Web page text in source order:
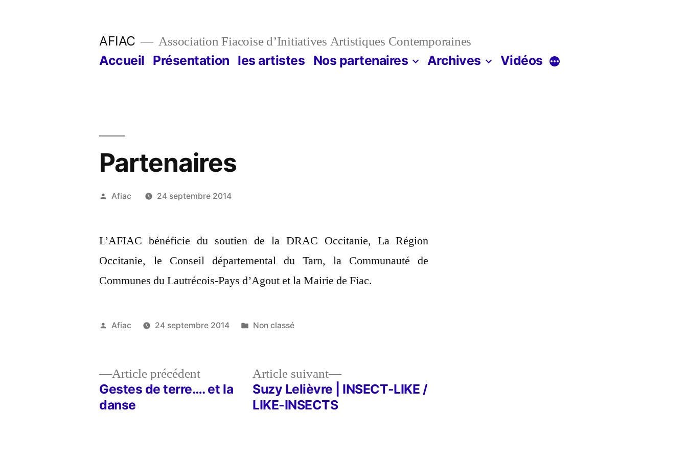
AFIAC Association Fiacoise d’Initiatives Artistiques Contemporaines
Accueil Présentation les artistes Nos partenaires Archives Vidéos Plus
Partenaires
Publié
Afiac 24 septembre 2014
L’AFIAC bénéficie du soutien de la DRAC Occitanie, La Région
Occitanie, le Conseil départemental du Tarn, la Communauté de
Communes du Lautrécois-Pays d’Agout et la Mairie de Fiac.
Publié
Afiac 24 septembre 2014
Publié
Non classé
Navigation
Article précédentArticle
précédent :
Gestes de terre…. et la
danse
Article suivant
Article
suivant :
Suzy Lelièvre | INSECT-LIKE /
LIKE-INSECTS